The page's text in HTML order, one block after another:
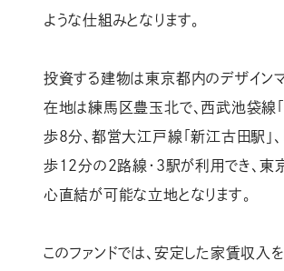
ような仕組みとなります。
投資する建物は東京都内のデザインマ
在地は練馬区豊玉北で、西武池袋線
歩8分、都営大江戸線「新江古田駅」、
歩12分の2路線・3駅が利用でき、東
心直結が可能な立地となります。
このファンドでは、安定した家賃収入